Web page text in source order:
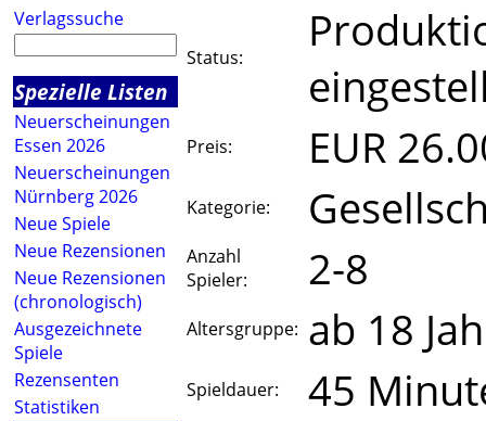
Verlagssuche
Spezielle Listen
Neuerscheinungen
Essen 2026
Neuerscheinungen
Nürnberg 2026
Neue Spiele
Neue Rezensionen
Neue Rezensionen
(chronologisch)
Ausgezeichnete
Spiele
Rezensenten
Statistiken
Status:
Preis: EUR
Kategorie:
Anzahl
Spieler:
2-8
Altersgruppe: ab 18
Spieldauer: 45